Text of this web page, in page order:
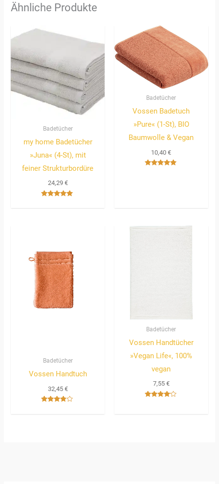
Ähnliche Produkte
Badetücher
my home Badetücher
»Juna« (4-St), mit
feiner Strukturbordüre
24,29 €
Badetücher
Vossen Badetuch
»Pure« (1-St), BIO
Baumwolle & Vegan
10,40€
Badetücher
Vossen Handtuch
32,45 €
Badetücher
Vossen Handtücher
»Vegan Life«, 100%
vegan
7,55 €